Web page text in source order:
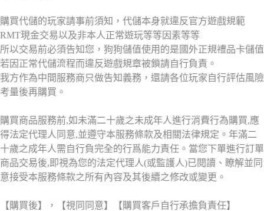
購買代儲的玩家請事前須知，代儲本身就違反官方遊戲規範
RMT現金交易以及非本人正常遊玩等等因素等等
所以交易前必須告知您，狗狗儲值使用的是國外正規禮品卡儲值
若因正常代儲流程而違反遊戲規章被鎖請自行負責。
我方作為中間服務商只做告知義務，還請各位玩家自行評估風險
考量後再購買。
購買商品服務前,如未滿二十歲之未成年人進行消費行為購買,應
得法定代理人同意,並遵守本服務條款及相關法律規定。年滿二
十歲之成年人需自行負完全的行爲能力責任。當您下單進行訂單
商品交易後,即視為您的法定代理人(或監護人)已閱讀、瞭解並同
意接受本服務條款之所有內容及其後續之修改或變更。
【購買後】，【視同同意】【購買客戶自行承擔負責任】